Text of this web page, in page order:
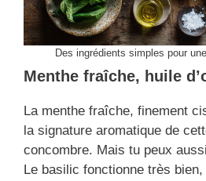
Des ingrédients simples pour
Menthe fraîche, huile
La menthe fraîche, finement
la signature aromatique de
concombre. Mais tu peux
Le basilic fonctionne très bien,